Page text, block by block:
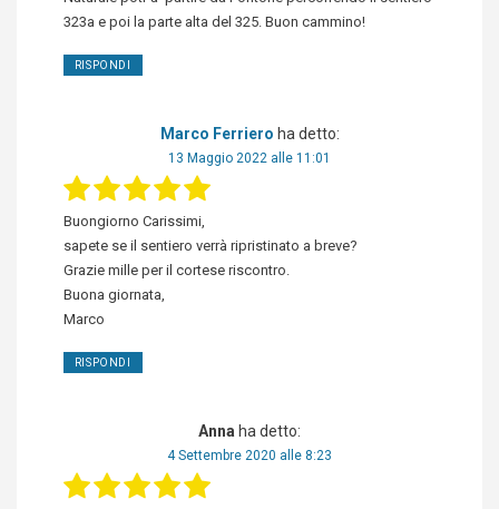
323a e poi la parte alta del 325. Buon cammino!
RISPONDI
Marco Ferriero ha detto:
13 Maggio 2022 alle 11:01
Buongiorno Carissimi,
sapete se il sentiero verrà ripristinato a breve?
Grazie mille per il cortese riscontro.
Buona giornata,
Marco
RISPONDI
Anna ha detto:
4 Settembre 2020 alle 8:23